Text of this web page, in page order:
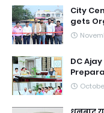
City
gets
DC